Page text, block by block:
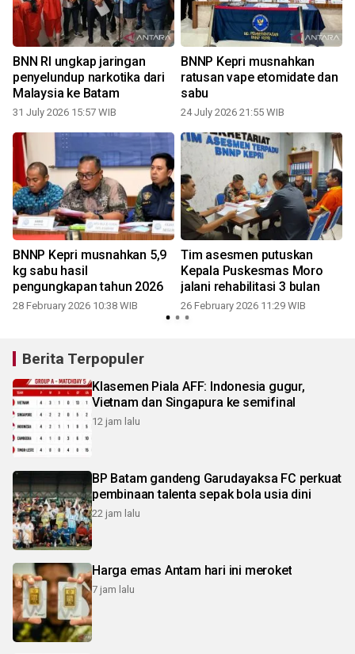
BNN RI ungkap jaringan
penyelundup narkotika dari
Malaysia ke Batam
31 July 2026 15:57 WIB
BNNP Kepri musnahkan
ratusan vape etomidate dan
sabu
24 July 2026 21:55 WIB
BNNP Kepri musnahkan 5,9
kg sabu hasil
pengungkapan tahun 2026
28 February 2026 10:38 WIB
Tim asesmen putuskan
Kepala Puskesmas Moro
jalani rehabilitasi 3 bulan
26 February 2026 11:29 WIB
Berita Terpopuler
Klasemen Piala AFF: Indonesia gugur,
Vietnam dan Singapura ke semifinal
12 jam lalu
BP Batam gandeng Garudayaksa FC perkuat
pembinaan talenta sepak bola usia dini
22 jam lalu
Harga emas Antam hari ini meroket
7 jam lalu